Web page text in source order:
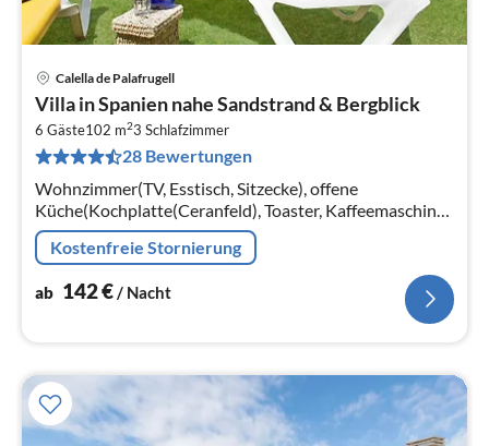
Calella de Palafrugell
Villa in Spanien nahe Sandstrand & Bergblick
6 Gäste102 m23 Schlafzimmer
28 Bewertungen
Wohnzimmer(TV, Esstisch, Sitzecke), offene
Küche(Kochplatte(Ceranfeld), Toaster, Kaffeemaschine,
Backofen, Mikrowelle, Spülmaschine,
Kühl-/Gefrierkombination, )
Kostenfreie Stornierung
ab 142€ / Nacht